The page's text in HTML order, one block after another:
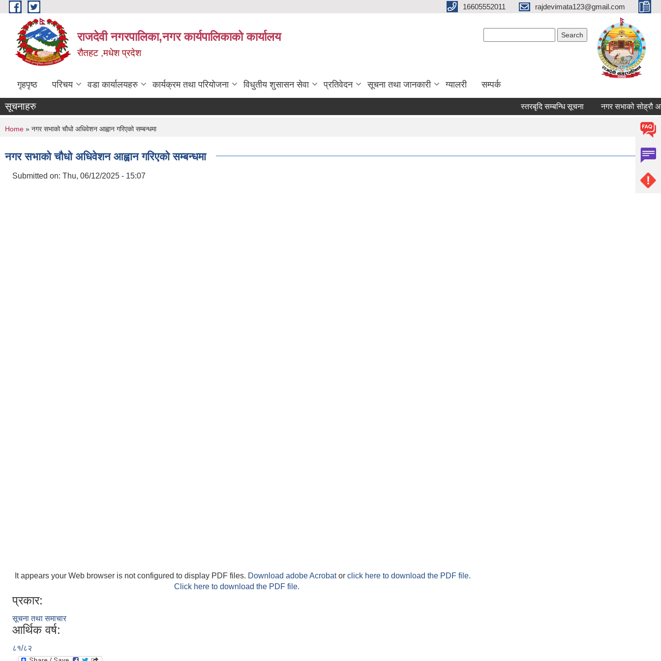
Skip to main content 16605552011 rajdevimata123@gmail.com
राजदेवी नगरपालिका,नगर कार्यपालिकाको कार्यालय
रौतहट ,मधेश प्रदेश
गृहपृष्ठ परिचय वडा कार्यालयहरु कार्यक्रम तथा परियोजना विधुतीय शुसासन सेवा प्रतिवेदन सूचना तथा जानकारी ग्यालरी सम्पर्क
सूचनाहरु स्तरबृदि सम्बन्धि सूचना नगर सभाको सोह्रौ
You are here
Home » नगर सभाको चौधो अधिवेशन आह्वान गरिएको सम्बन्धमा
नगर सभाको चौधो अधिवेशन आह्वान गरिएको सम्बन्धमा
Submitted on: Thu, 06/12/2025 - 15:07
It appears your Web browser is not configured to display PDF files. Download adobe Acrobator click here to download the PDF file.
Click here to download the PDF file.
प्रकार:
सूचना तथा समाचार
आर्थिक वर्ष:
८१/८२